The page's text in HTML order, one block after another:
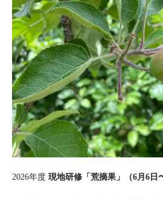
2026年度 現地研修「 荒摘果 」（6月6日